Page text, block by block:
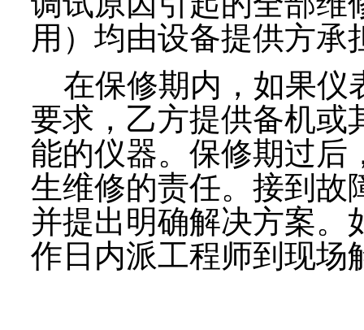
用）均由设备提供方承
在保修期内，如果仪
要求，乙方提供备机或
能的仪器。保修期过后
生维修的责任。接到故
并提出明确解决方案。
作日内派工程师到现场